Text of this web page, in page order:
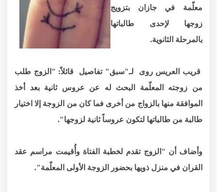
معلّمة في جازان بتزويج
زوجها لإحدى طالباتها
بالمرحلة الثانوية.
قريب العريس روى لـ"سبق" تفاصيل قائلاً: "الزوج طلب
من زوجته المعلّمة البحث له عن عروس ثانية بعد أخذ
الموافقة منها بالزواج من أخرى فما كان من الزوجة إلا اختيار
طالبة من طالباتها لتكون عروساً ثانية لزوجها".
وأضاف أن "الزوج تقدم لخطبة الفتاة وأُقيمت مراسم عقد
القران في منزل ذويها بحضور الزوجة الأولى المعلّمة".